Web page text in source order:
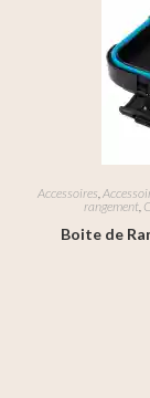
Accessoires
rangement
Boite de